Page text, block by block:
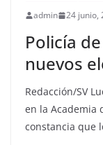
admin 24 junio,
Policía
nuevos
Redacción/SV
en la Academia
constancia que